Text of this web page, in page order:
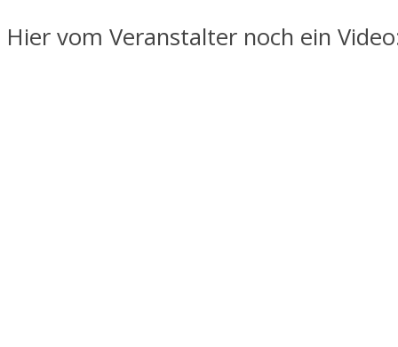
Hier vom Veranstalter noch ein